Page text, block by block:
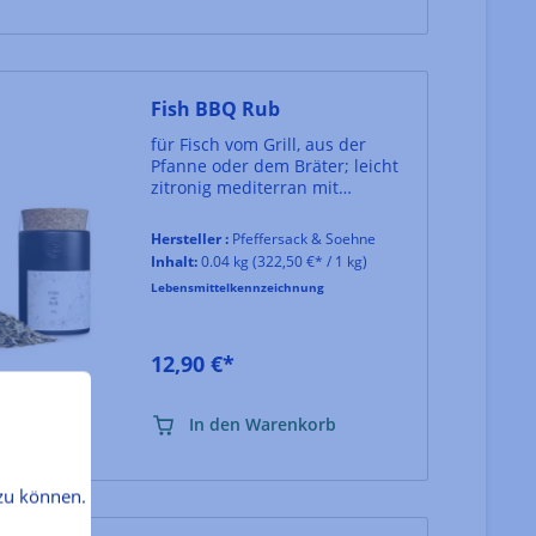
Fish BBQ Rub
für Fisch vom Grill, aus der
Pfanne oder dem Bräter; leicht
zitronig mediterran mit
Hersteller : Pfeffersack & Soehne
Inhalt:0.04 kg(322,50 €* / 1 kg)
Lebensmittelkennzeichnung
12,90 €*
In den Warenkorb
können.